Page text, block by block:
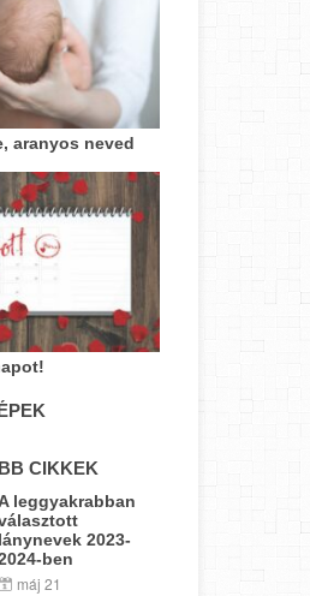
aranyos neved
CIKKEK
leggyakrabban
lánynevek 2023-
ben
máj 21